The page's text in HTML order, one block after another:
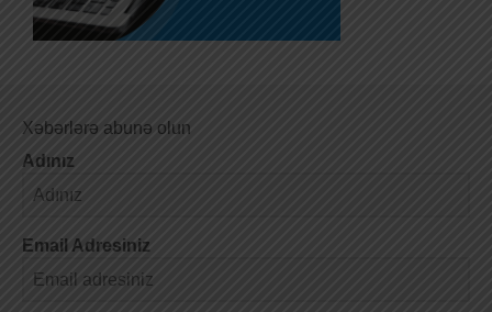
Xəbərlərə abunə olun
Adınız
Email Adresiniz